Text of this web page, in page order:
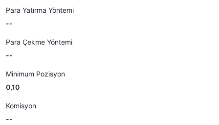
Para Yatırma Yöntemi
--
Para Çekme Yöntemi
--
Minimum Pozisyon
0,10
Komisyon
--